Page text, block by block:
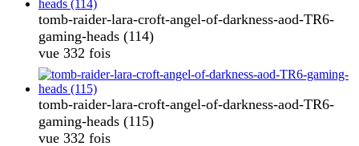
tomb-raider-lara-croft-angel-of-darkness-aod-TR6-
gaming-heads (114)
vue 332 fois
tomb-raider-lara-croft-angel-of-darkness-aod-TR6-
gaming-heads (115)
vue 332 fois